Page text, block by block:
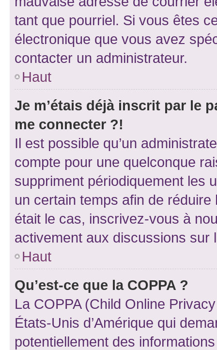
tant que pourriel. Si vous êtes
électronique que vous avez
contacter un administrateur.
Haut
Je m’étais déjà inscrit par le
me connecter ?!
Il est possible qu’un
compte pour une quelconque
suppriment périodiquement les
un certain temps afin de
était le cas, inscrivez-vous à
activement aux discussions sur
Haut
Qu’est-ce que la COPPA ?
La COPPA (Child Online
États-Unis d’Amérique qui
potentiellement des